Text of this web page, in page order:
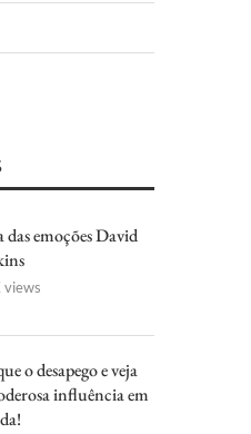
das emoções David
views
o desapego e veja
influência em